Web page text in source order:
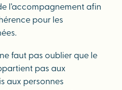
l’accompagnement afin
pour les
ne faut pas oublier que le
pas aux
aux personnes